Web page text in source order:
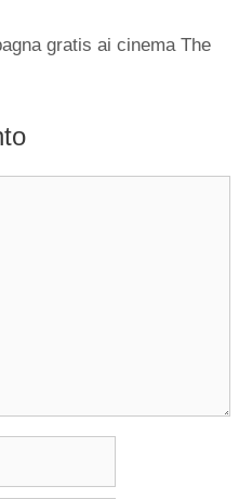
gratis ai cinema The